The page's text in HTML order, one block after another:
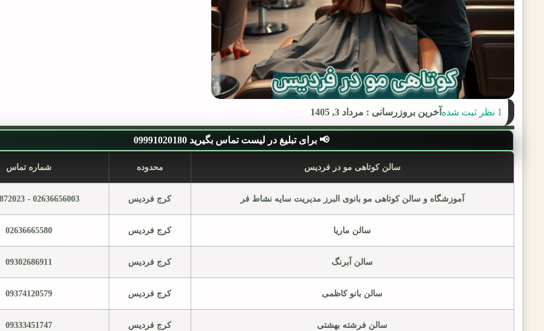
1 نظر ثبت شده آخرین بروزرسانی : مرداد 3, 1405
📢 برای تبلیغ در لیست تماس بگیرید 09991020180
سالن کوتاهی مو در فردیس محدوده شماره تماس
آموزشگاه و سالن کوتاهی مو بانوی البرز مدیریت سایه نشاط فر کرج فردیس 02636656003 - 09390872023
سالن ماریا کرج فردیس 02636665580
سالن آبرنگ کرج فردیس 09302686911
سالن بانو کاظمی کرج فردیس 09374120579
سالن فرشته بهشتی کرج فردیس 09333451747